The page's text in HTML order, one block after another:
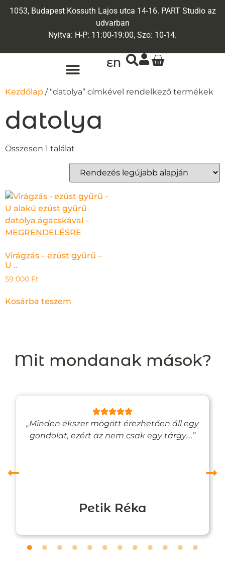
1053, Budapest Kossuth Lajos utca 14-16. PART Studio az
udvarban
Nyitva: H-P: 11:00-19:00, Szo: 10-14.
EN
Kezdőlap / “datolya” címkével rendelkező termékek
datolya
Összesen 1 találat
Virágzás – ezüst gyűrű –
U ..
59 000 Ft
Kosárba teszem
Mit mondanak mások?
„Minden ékszer mögött érezhetően áll egy
gondolat, ezért az nem csak egy tárgy….”
Petik Réka